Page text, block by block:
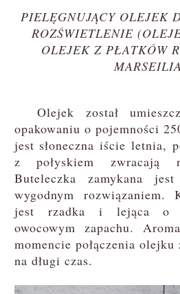
PIELĘGNUJĄCY OLEJEK
ROZŚWIETLENIE
OLEJEK Z PŁATKÓW
Olejek został
opakowaniu o pojemności
jest słoneczna iście letnia,
z połyskiem zwracają
Buteleczka zamykana
wygodnym rozwiązaniem.
jest rzadka i lejąca o
owocowym zapachu.
momencie połączenia
na długi czas.